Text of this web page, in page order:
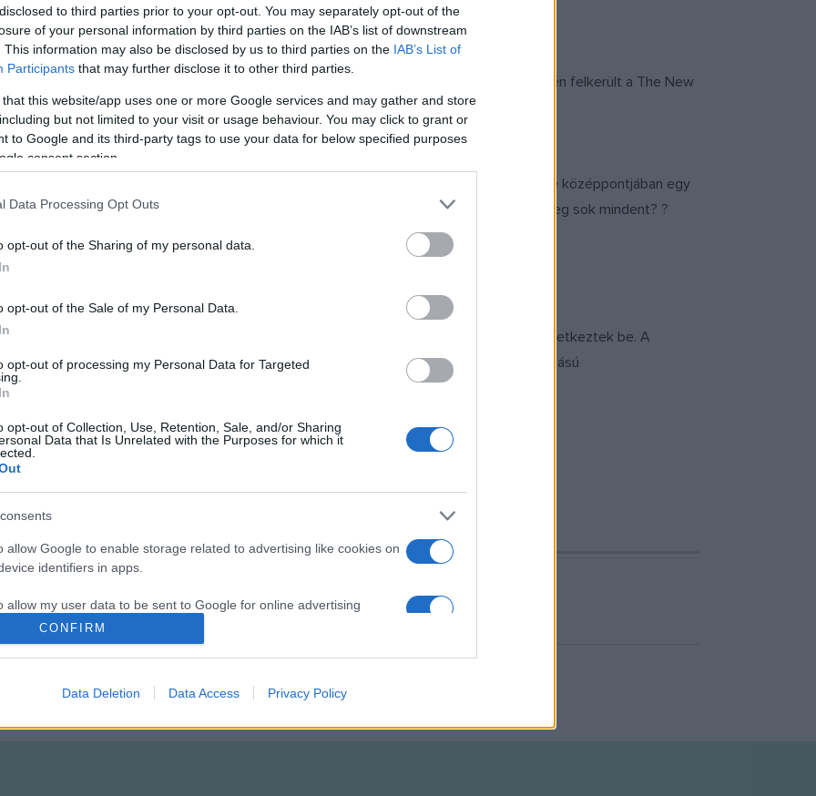
to third parties prior to your opt-out. You may separately opt-out of the
of your personal information by third parties on the IAB’s list of downstream
This information may also be disclosed by us to third parties on the IAB’s List of
Participants that may further disclose it to other third parties.
that this website/app uses one or more Google services and may gather and store
but not limited to your visit or usage behaviour. You may click to grant or
to Google and its third-party tags to use your data for below specified purposes
consent section.
Data Processing Opt Outs
opt-out of the Sharing of my personal data.
opt-out of the Sale of my Personal Data.
opt-out of processing my Personal Data for Targeted
opt-out of Collection, Use, Retention, Sale, and/or Sharing
Data that Is Unrelated with the Purposes for which it
allow Google to enable storage related to advertising like cookies on
identifiers in apps.
allow my user data to be sent to Google for online advertising
allow Google to send me personalized advertising.
allow Google to enable storage related to analytics like cookies on
identifiers in apps.
CONFIRM
Data Deletion Data Access Privacy Policy
(ez volt a sorozat első kötete), amelynek angol nyelvű amerikai kiadása tavaly év végén felkerült a The New
például a Freskó vagy a kevésbé ismertA pillanat.
Magda úgy tudja átadni, hogy az nagyon befogadható, közérthető. Minden története középpontjában egy
képesek szólni, amelyről különben nem beszélünk, illetve önmagunkról tudunk meg sok mindent? ?
minden esetben visszatér az első kiadáshoz, mert azóta nagy szövegromlások következtek be. A
100. évfordulója jövő októberben lesz, az eseményre a Jaffa Kiadó nagyszabású